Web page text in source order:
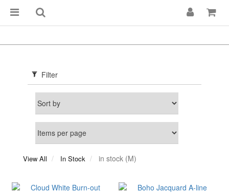
Filter
View All In Stock in stock (M)